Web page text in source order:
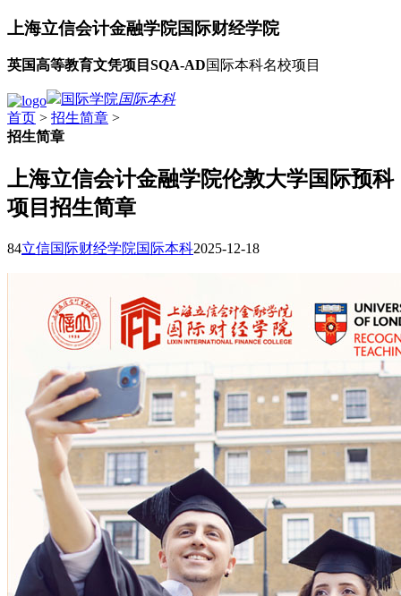
上海立信会计金融学院国际财经学院
英国高等教育文凭项目SQA-AD国际本科名校项目
国际学院国际本科
首页 > 招生简章 >
招生简章
上海立信会计金融学院伦敦大学国际预科
项目招生简章
84立信国际财经学院国际本科2025-12-18